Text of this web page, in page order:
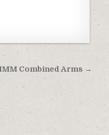
Combined Arms →